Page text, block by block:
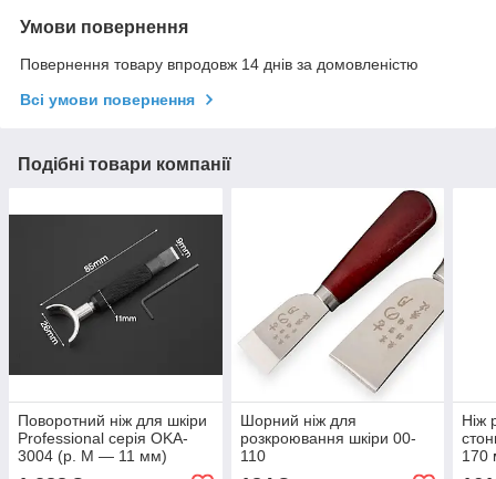
Умови повернення
Повернення товару впродовж 14 днів за домовленістю
Всі умови повернення
Подібні товари компанії
Поворотний ніж для шкіри
Professional серія OKA-
3004 (р. М — 11 мм)
Шорний ніж для
розкроювання шкіри 00-
110
Ніж
170